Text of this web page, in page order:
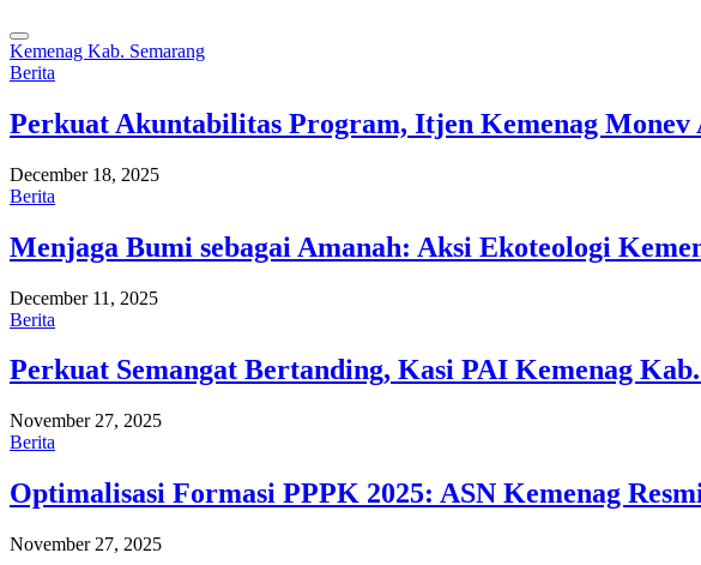
Kemenag Kab. Semarang
Berita
Perkuat Akuntabilitas Program, Itjen Kemenag Monev
December 18, 2025
Berita
Menjaga Bumi sebagai Amanah: Aksi Ekoteologi
December 11, 2025
Berita
Perkuat Semangat Bertanding, Kasi PAI Kemenag
November 27, 2025
Berita
Optimalisasi Formasi PPPK 2025: ASN Kemenag
November 27, 2025